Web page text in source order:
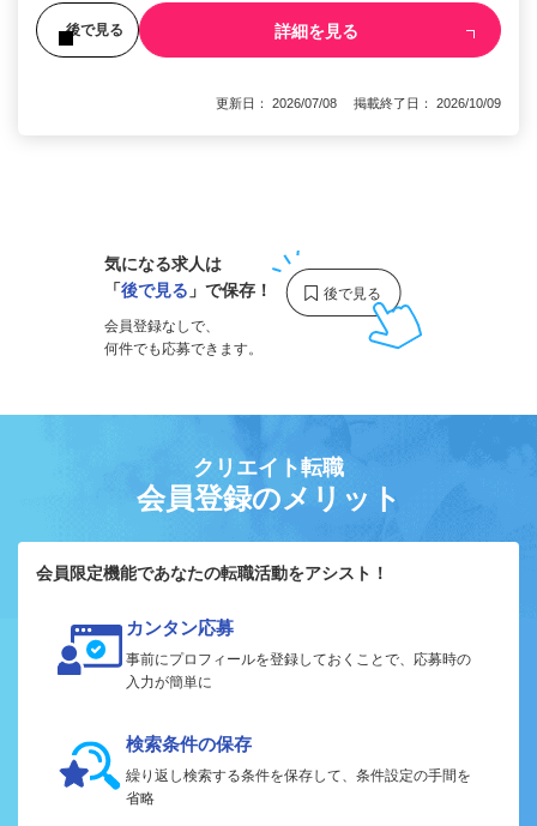
後で見る 詳細を見る
更新日： 2026/07/08 掲載終了日： 2026/10/09
気になる求人は
「後で見る 」で保存！
会員登録なしで、
何件でも応募できます。
クリエイト転職
会員登録のメリット
会員限定機能であなたの転職活動をアシスト！
カンタン応募
事前にプロフィールを登録しておくことで、応募時の
入力が簡単に
検索条件の保存
繰り返し検索する条件を保存して、条件設定の手間を
省略